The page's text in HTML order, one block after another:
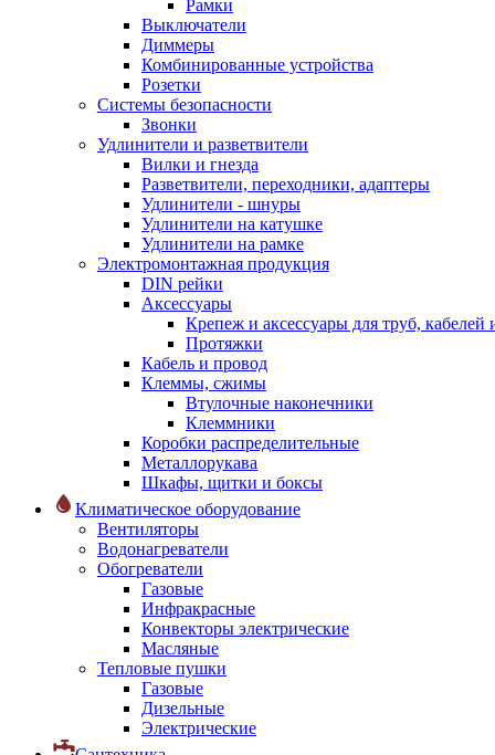
Рамки
Выключатели
Диммеры
Комбинированные устройства
Розетки
Системы безопасности
Звонки
Удлинители и разветвители
Вилки и гнезда
Разветвители, переходники, адаптеры
Удлинители - шнуры
Удлинители на катушке
Удлинители на рамке
Электромонтажная продукция
DIN рейки
Аксессуары
Крепеж и аксессуары для труб, кабелей
Протяжки
Кабель и провод
Клеммы, сжимы
Втулочные наконечники
Клеммники
Коробки распределительные
Металлорукава
Шкафы, щитки и боксы
Климатическое оборудование
Вентиляторы
Водонагреватели
Обогреватели
Газовые
Инфракрасные
Конвекторы электрические
Масляные
Тепловые пушки
Газовые
Дизельные
Электрические